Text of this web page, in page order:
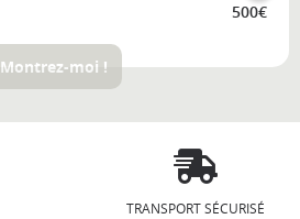
500€
Montrez-moi !
TRANSPORT SÉCURISÉ